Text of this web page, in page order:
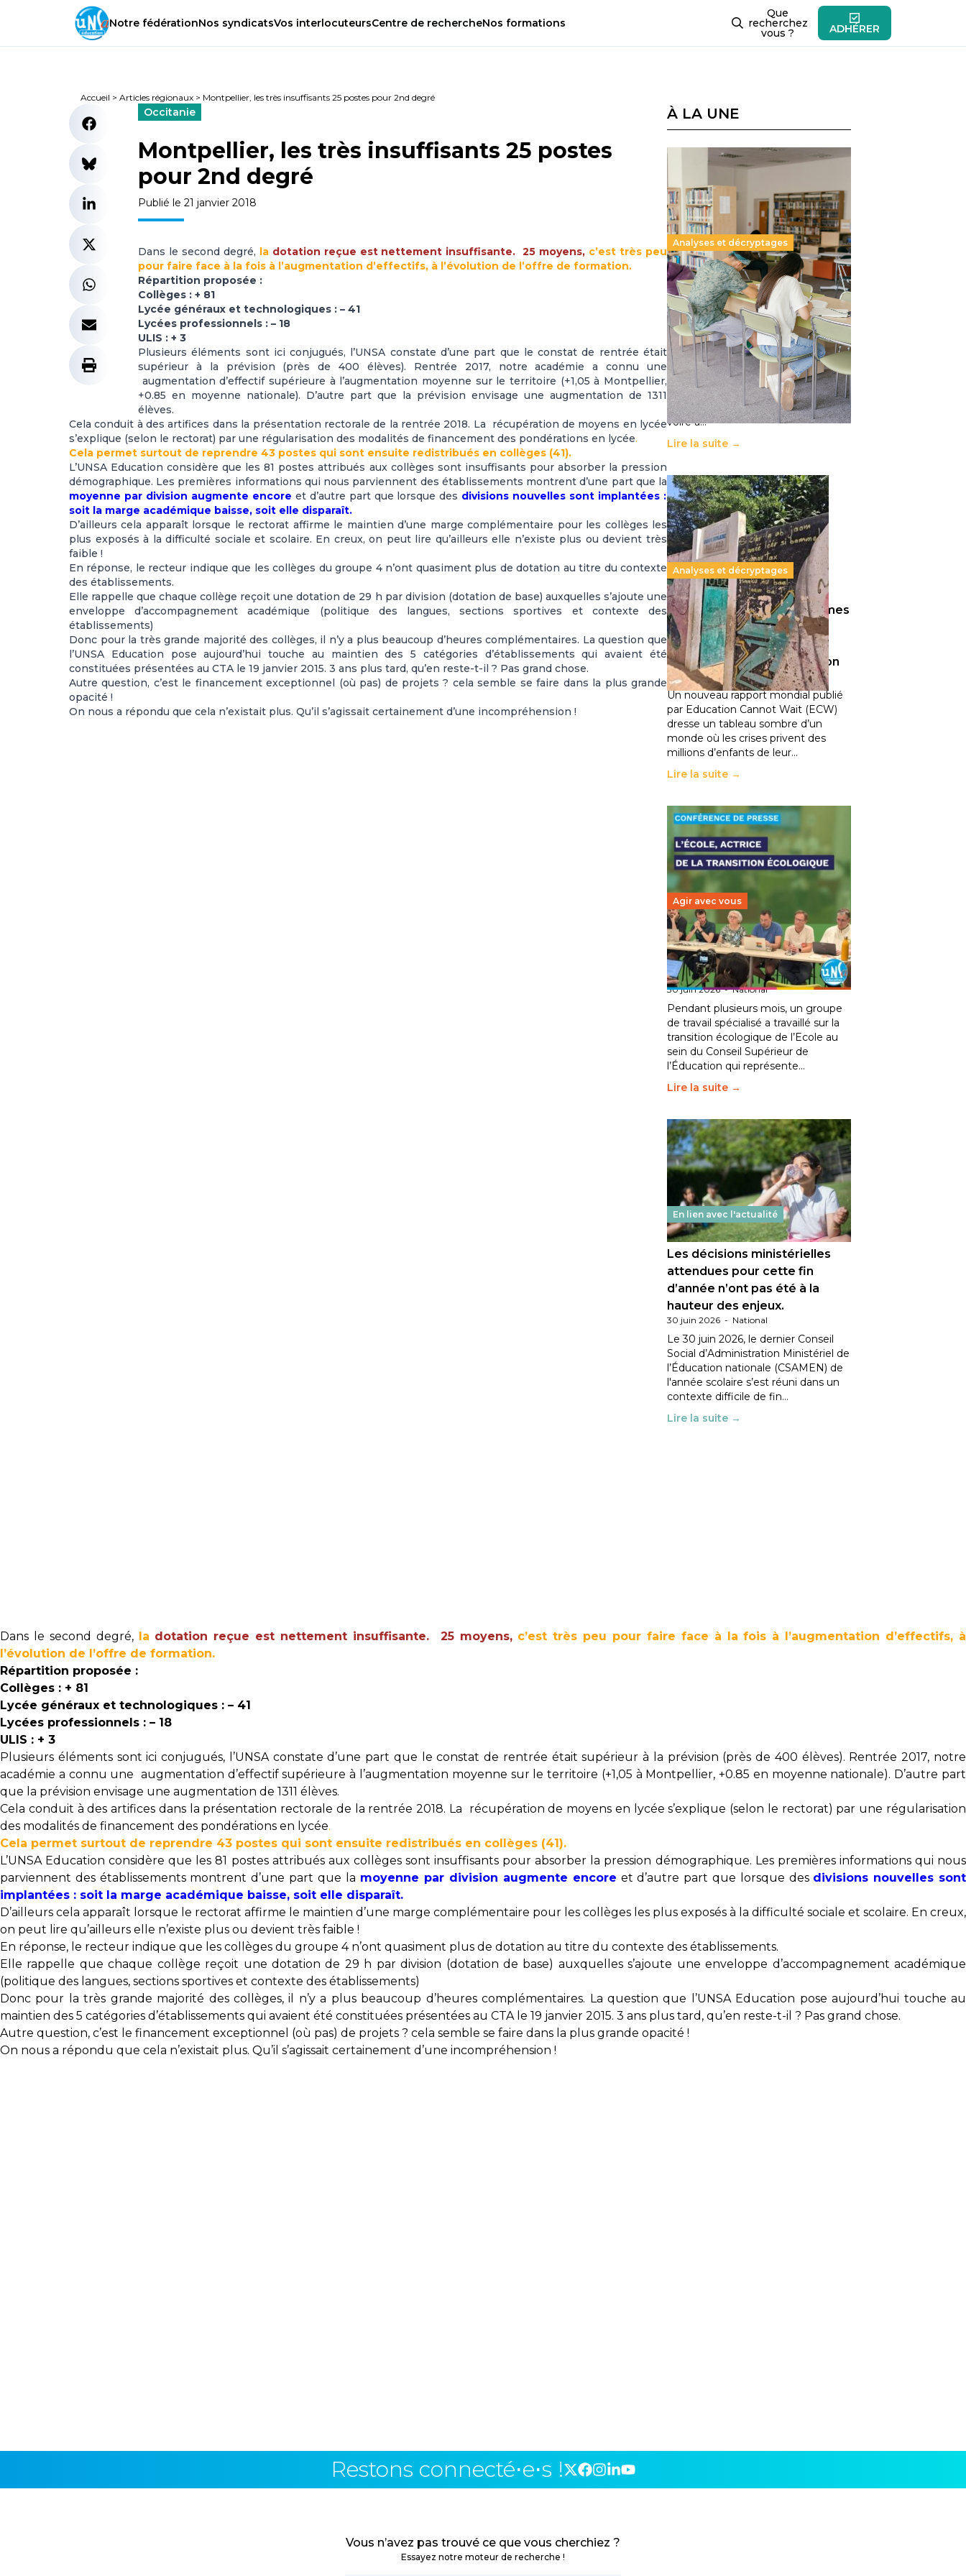
Notre fédérationNos syndicatsVos interlocuteursCentre de rechercheNos formations
Que
recherchez
vous ? ADHÉRER
Accueil > Articles régionaux > Montpellier, les très insuffisants 25 postes pour 2nd degré
Occitanie
Montpellier, les très insuffisants 25 postes
pour 2nd degré
Publié le 21 janvier 2018
Dans le second degré, ladotation reçue est nettement insuffisante. 25 moyens, c’est très peu
pour faire face à la fois à l’augmentation d’effectifs, à l’évolution de l’offre de formation.
Répartition proposée :
Collèges : + 81
Lycée généraux et technologiques : – 41
Lycées professionnels : – 18
ULIS : + 3
Plusieurs éléments sont ici conjugués, l’UNSA constate d’une part que le constat de rentrée était
supérieur à la prévision (près de 400 élèves). Rentrée 2017, notre académie a connu une
augmentation d’effectif supérieure à l’augmentation moyenne sur le territoire (+1,05 à Montpellier,
+0.85 en moyenne nationale). D’autre part que la prévision envisage une augmentation de 1311
élèves.
Cela conduit à des artifices dans la présentation rectorale de la rentrée 2018. La récupération de moyens en lycée
s’explique (selon le rectorat) par une régularisation des modalités de financement des pondérations en lycée.
Cela permet surtout de reprendre 43 postes qui sont ensuite redistribués en collèges (41).
L’UNSA Education considère que les 81 postes attribués aux collèges sont insuffisants pour absorber la pression
démographique. Les premières informations qui nous parviennent des établissements montrent d’une part que la
moyenne par division augmente encore et d’autre part que lorsque des divisions nouvelles sont implantées :
soit la marge académique baisse, soit elle disparaît.
D’ailleurs cela apparaît lorsque le rectorat affirme le maintien d’une marge complémentaire pour les collèges les
plus exposés à la difficulté sociale et scolaire. En creux, on peut lire qu’ailleurs elle n’existe plus ou devient très
faible !
En réponse, le recteur indique que les collèges du groupe 4 n’ont quasiment plus de dotation au titre du contexte
des établissements.
Elle rappelle que chaque collège reçoit une dotation de 29 h par division (dotation de base) auxquelles s’ajoute une
enveloppe d’accompagnement académique (politique des langues, sections sportives et contexte des
établissements)
Donc pour la très grande majorité des collèges, il n’y a plus beaucoup d’heures complémentaires. La question que
l’UNSA Education pose aujourd’hui touche au maintien des 5 catégories d’établissements qui avaient été
constituées présentées au CTA le 19 janvier 2015. 3 ans plus tard, qu’en reste-t-il ? Pas grand chose.
Autre question, c’est le financement exceptionnel (où pas) de projets ? cela semble se faire dans la plus grande
opacité !
On nous a répondu que cela n’existait plus. Qu’il s’agissait certainement d’une incompréhension !
À LA UNE
Analyses et décryptages
Supérieur privé : une dérive
qui met à mal la promesse
républicaine
11 juillet 2026- National
Le projet de loi sur la régulation de
l’enseignement supérieur privé met
en lumière l’amplification d’un
système qui relègue l’acte
pédagogique au superfétatoire,
voire à…
Lire la suite →
Analyses et décryptages
258 millions d’enfants victimes
de la guerre, des chocs
climatiques et des
déplacements de population
11 juillet 2026 -National
Un nouveau rapport mondial publié
par Education Cannot Wait (ECW)
dresse un tableau sombre d’un
monde où les crises privent des
millions d’enfants de leur…
Lire la suite →
Agir avec vous
Transition écologique de
l’éducation : l’UNSA Éducation
fait bouger les lignes
30 juin 2026-National
Pendant plusieurs mois, un groupe
de travail spécialisé a travaillé sur la
transition écologique de l’Ecole au
sein du Conseil Supérieur de
l’Éducation qui représente…
Lire la suite →
En lien avec l'actualité
Les décisions ministérielles
attendues pour cette fin
d’année n’ont pas été à la
hauteur des enjeux.
30 juin 2026 - National
Le 30 juin 2026, le dernier Conseil
Social d’Administration Ministériel de
l’Éducation nationale (CSAMEN) de
l'année scolaire s’est réuni dans un
contexte difficile de fin…
Lire la suite →
Dans le second degré, la dotation reçue est nettement insuffisante. 25 moyens,c’est très peu pour faire face à la fois à l’augmentation d’effectifs, à
l’évolution de l’offre de formation.
Répartition proposée :
Collèges : + 81
Lycée généraux et technologiques : – 41
Lycées professionnels : – 18
ULIS : + 3
Plusieurs éléments sont ici conjugués, l’UNSA constate d’une part que le constat de rentrée était supérieur à la prévision (près de 400 élèves). Rentrée 2017, notre
académie a connu une augmentation d’effectif supérieure à l’augmentation moyenne sur le territoire (+1,05 à Montpellier, +0.85 en moyenne nationale). D’autre part
que la prévision envisage une augmentation de 1311 élèves.
Cela conduit à des artifices dans la présentation rectorale de la rentrée 2018. La récupération de moyens en lycée s’explique (selon le rectorat) par une régularisation
des modalités de financement des pondérations en lycée.
Cela permet surtout de reprendre 43 postes qui sont ensuite redistribués en collèges (41).
L’UNSA Education considère que les 81 postes attribués aux collèges sont insuffisants pour absorber la pression démographique. Les premières informations qui nous
parviennent des établissements montrent d’une part que la moyenne par division augmente encore et d’autre part que lorsque des divisions nouvelles sont
implantées : soit la marge académique baisse, soit elle disparaît.
D’ailleurs cela apparaît lorsque le rectorat affirme le maintien d’une marge complémentaire pour les collèges les plus exposés à la difficulté sociale et scolaire. En creux,
on peut lire qu’ailleurs elle n’existe plus ou devient très faible !
En réponse, le recteur indique que les collèges du groupe 4 n’ont quasiment plus de dotation au titre du contexte des établissements.
Elle rappelle que chaque collège reçoit une dotation de 29 h par division (dotation de base) auxquelles s’ajoute une enveloppe d’accompagnement académique
(politique des langues, sections sportives et contexte des établissements)
Donc pour la très grande majorité des collèges, il n’y a plus beaucoup d’heures complémentaires. La question que l’UNSA Education pose aujourd’hui touche au
maintien des 5 catégories d’établissements qui avaient été constituées présentées au CTA le 19 janvier 2015. 3 ans plus tard, qu’en reste-t-il ? Pas grand chose.
Autre question, c’est le financement exceptionnel (où pas) de projets ? cela semble se faire dans la plus grande opacité !
On nous a répondu que cela n’existait plus. Qu’il s’agissait certainement d’une incompréhension !
Restons connecté⋅e⋅s !
Vous n’avez pas trouvé ce que vous cherchiez ?
Essayez notre moteur de recherche !